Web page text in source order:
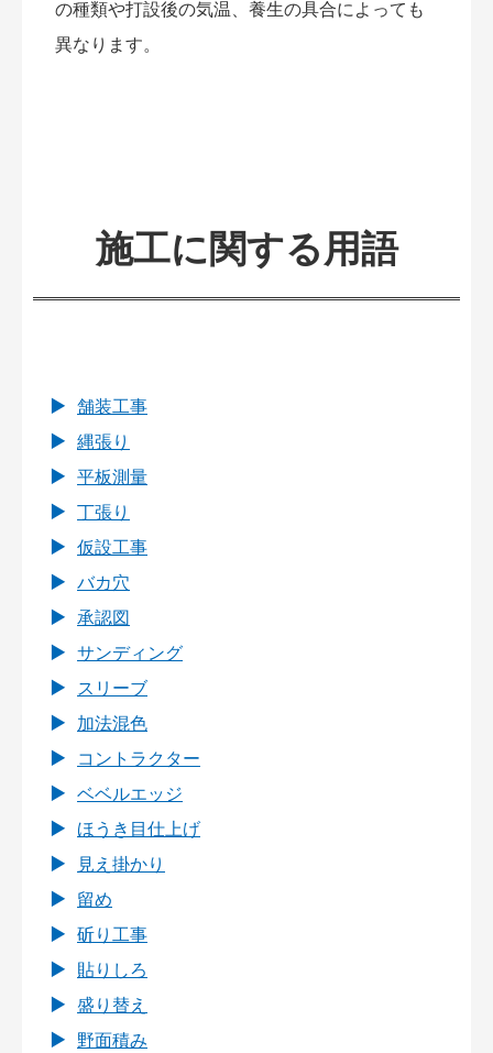
の種類や打設後の気温、養生の具合によっても
異なります。
施工に関する用語
舗装工事
縄張り
平板測量
丁張り
仮設工事
バカ穴
承認図
サンディング
スリーブ
加法混色
コントラクター
ベベルエッジ
ほうき目仕上げ
見え掛かり
留め
斫り工事
貼りしろ
盛り替え
野面積み